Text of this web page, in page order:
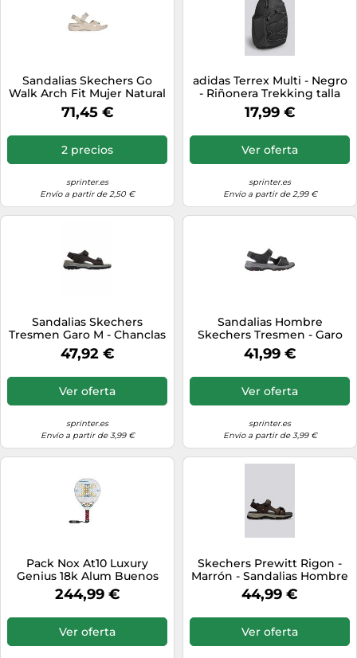
Sandalias Skechers Go
Walk Arch Fit Mujer Natural
40
71,45 €
2 precios
sprinter.es
Envío a partir de 2,50 €
adidas Terrex Multi - Negro
- Riñonera Trekking talla
T.U.
17,99 €
Ver oferta
sprinter.es
Envío a partir de 2,99 €
Sandalias Skechers
Tresmen Garo M - Chanclas
Para Hombre Tresmen Garo
MKP
47,92 €
Ver oferta
sprinter.es
Envío a partir de 3,99 €
Sandalias Hombre
Skechers Tresmen - Garo
MKP
41,99 €
Ver oferta
sprinter.es
Envío a partir de 3,99 €
Pack Nox At10 Luxury
Genius 18k Alum Buenos
Aires P1 2025 MKP
244,99 €
Ver oferta
Skechers Prewitt Rigon -
Marrón - Sandalias Hombre
talla 43
44,99 €
Ver oferta